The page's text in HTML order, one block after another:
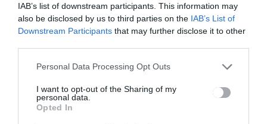
IAB’s list of downstream participants. This information may
also be disclosed by us to third parties on the IAB’s List of
Downstream Participants that may further disclose it to other
Personal Data Processing Opt Outs
I want to opt-out of the Sharing of my
personal data.
Opted In
Villanyoszlopnak ütközött egy
autó Csíkszentmiklóson